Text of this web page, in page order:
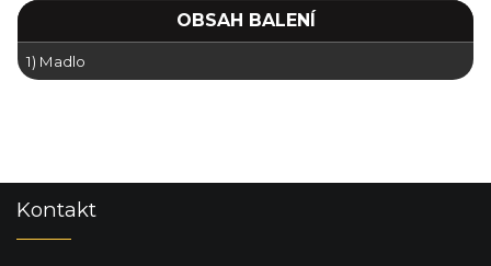
OBSAH BALENÍ
1) Madlo
Kontakt